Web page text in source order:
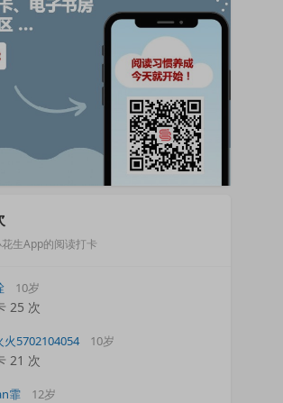
生App的阅读打卡
10岁
25 次
火5702104054 10岁
21 次
霏 12岁